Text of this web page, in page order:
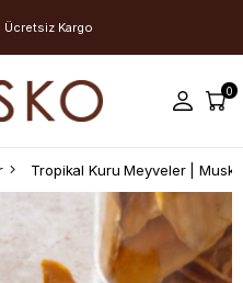
Ücretsiz Kargo
0
Tropikal Kuru Meyveler |